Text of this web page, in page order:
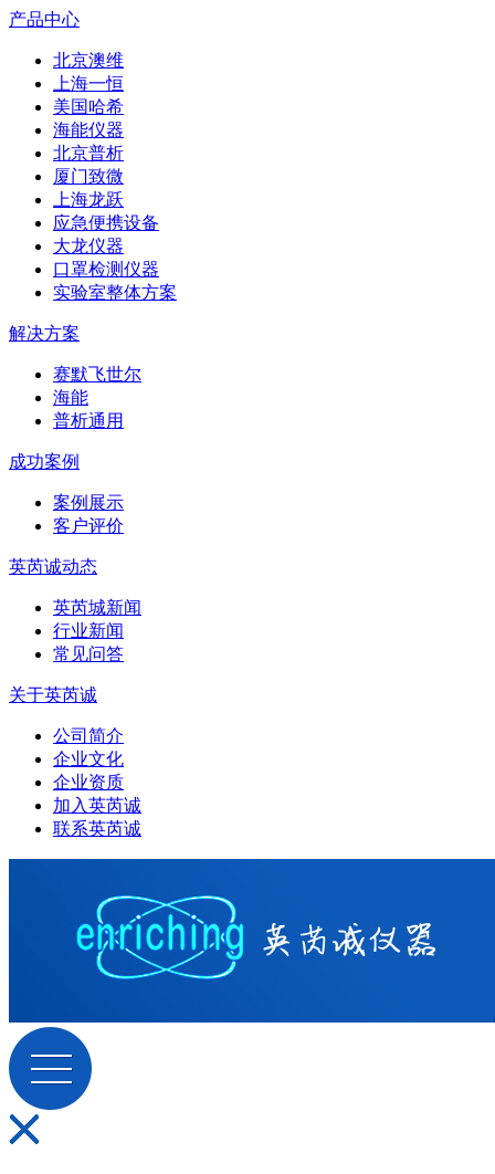
产品中心
北京澳维
上海一恒
美国哈希
海能仪器
北京普析
厦门致微
上海龙跃
应急便携设备
大龙仪器
口罩检测仪器
实验室整体方案
解决方案
赛默飞世尔
海能
普析通用
成功案例
案例展示
客户评价
英芮诚动态
英芮城新闻
行业新闻
常见问答
关于英芮诚
公司简介
企业文化
企业资质
加入英芮诚
联系英芮诚